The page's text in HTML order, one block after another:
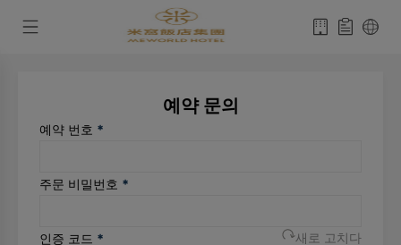
예약 문의
예약 번호 *
주문 비밀번호 *
인증 코드 * 새로 고치다